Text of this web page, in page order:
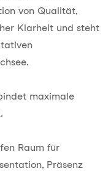
von Qualität,
Klarheit und steht
maximale
Raum für
Präsenz